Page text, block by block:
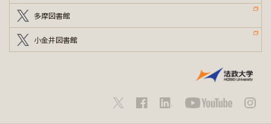
多摩図書館
小金井図書館